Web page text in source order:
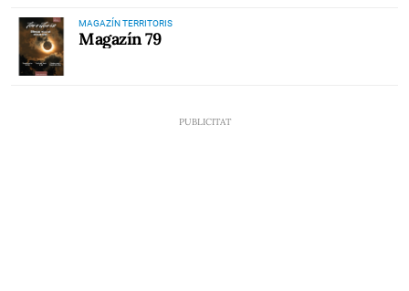
MAGAZÍN TERRITORIS
Magazín 79